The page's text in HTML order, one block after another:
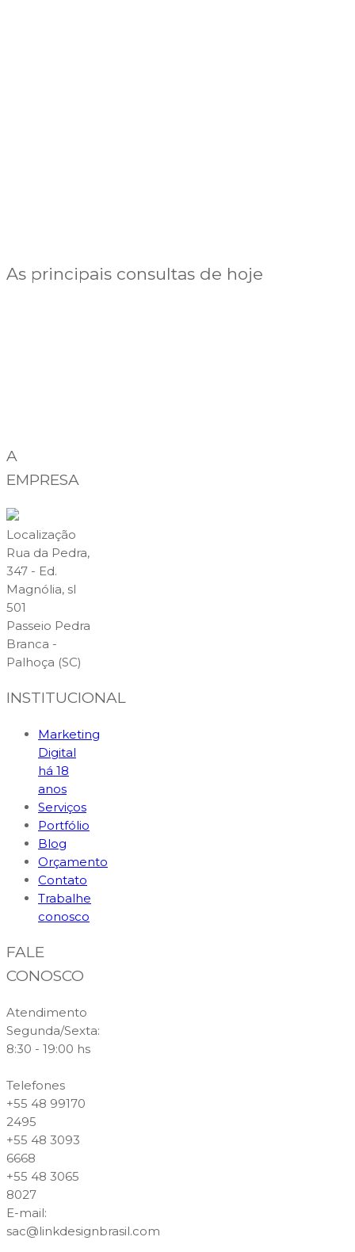
As principais consultas de hoje
A
EMPRESA
Localização
Rua da Pedra,
347 - Ed.
Magnólia, sl
501
Passeio Pedra
Branca -
Palhoça (SC)
INSTITUCIONAL
Marketing
Digital
há 18
anos
Serviços
Portfólio
Blog
Orçamento
Contato
Trabalhe
conosco
FALE
CONOSCO
Atendimento
Segunda/Sexta:
8:30 - 19:00 hs
Telefones
+55 48 99170
2495
+55 48 3093
6668
+55 48 3065
8027
E-mail:
sac@linkdesignbrasil.com